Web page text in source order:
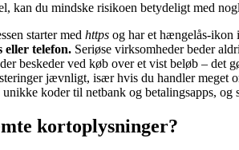
kan du mindske risikoen betydeligt med
starter med https og har et hængelås-ikon
eller telefon. Seriøse virksomheder beder
beskeder ved køb over et vist beløb – det
jævnligt, især hvis du handler meget
koder til netbank og betalingsapps,
kortoplysninger?